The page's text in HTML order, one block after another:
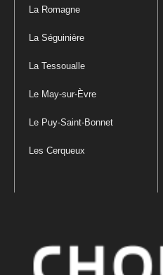
La Romagne
La Séguinière
La Tessoualle
Le May-sur-Èvre
Le Puy-Saint-Bonnet
Les Cerqueux